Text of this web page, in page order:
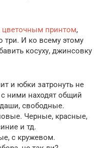
принтом,
три. И ко всему этому
косуху, джинсовку
и юбки затронуть не
ними находят общий
свободные.
Черные, красные,
и тд.
с кружевом.